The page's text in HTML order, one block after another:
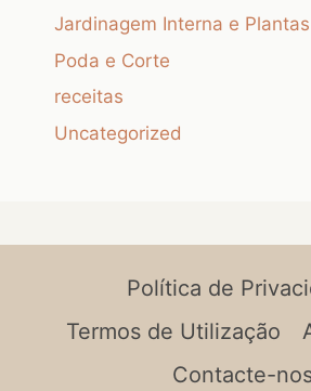
Jardinagem Interna e
Poda e Corte
receitas
Uncategorized
Política de
Termos de Utilização
Contacte-